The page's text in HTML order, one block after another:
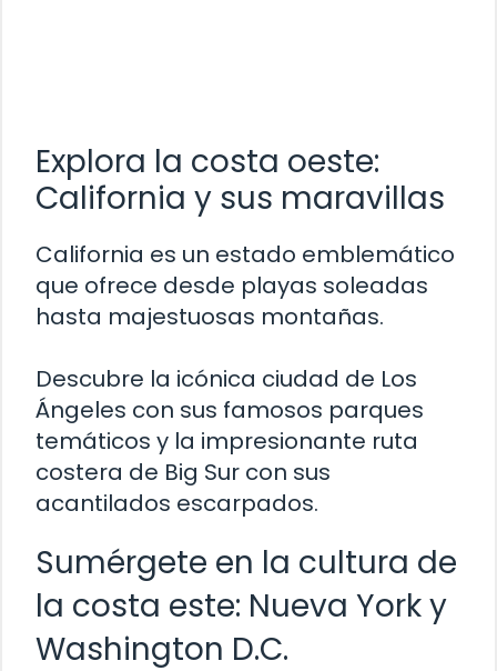
Explora la costa oeste:
California y sus maravillas
California es un estado emblemático
que ofrece desde playas soleadas
hasta majestuosas montañas.
Descubre la icónica ciudad de Los
Ángeles con sus famosos parques
temáticos y la impresionante ruta
costera de Big Sur con sus
acantilados escarpados.
Sumérgete en la cultura de
la costa este: Nueva York y
Washington D.C.